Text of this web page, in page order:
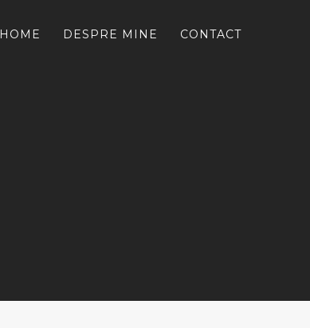
HOME DESPRE MINE CONTACT